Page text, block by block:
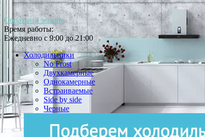
Обратный звонок
Время работы:
Ежедневно с 9:00 до 21:00
Холодильники
No Frost
Двухкамерные
Однокамерные
Встраиваемые
Side by side
Черные